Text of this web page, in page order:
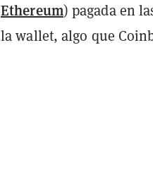
Ethereum) pagada en
la wallet, algo que